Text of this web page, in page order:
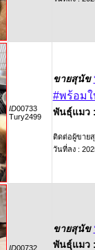
ID00733
Tury2499
ขายสุนัข
#พร้อมใ
พันธุ์แมว
ติดต่อผู้ขาย
วันที่ลง :
ID00732
ขายสุนัข
พันธุ์แมว